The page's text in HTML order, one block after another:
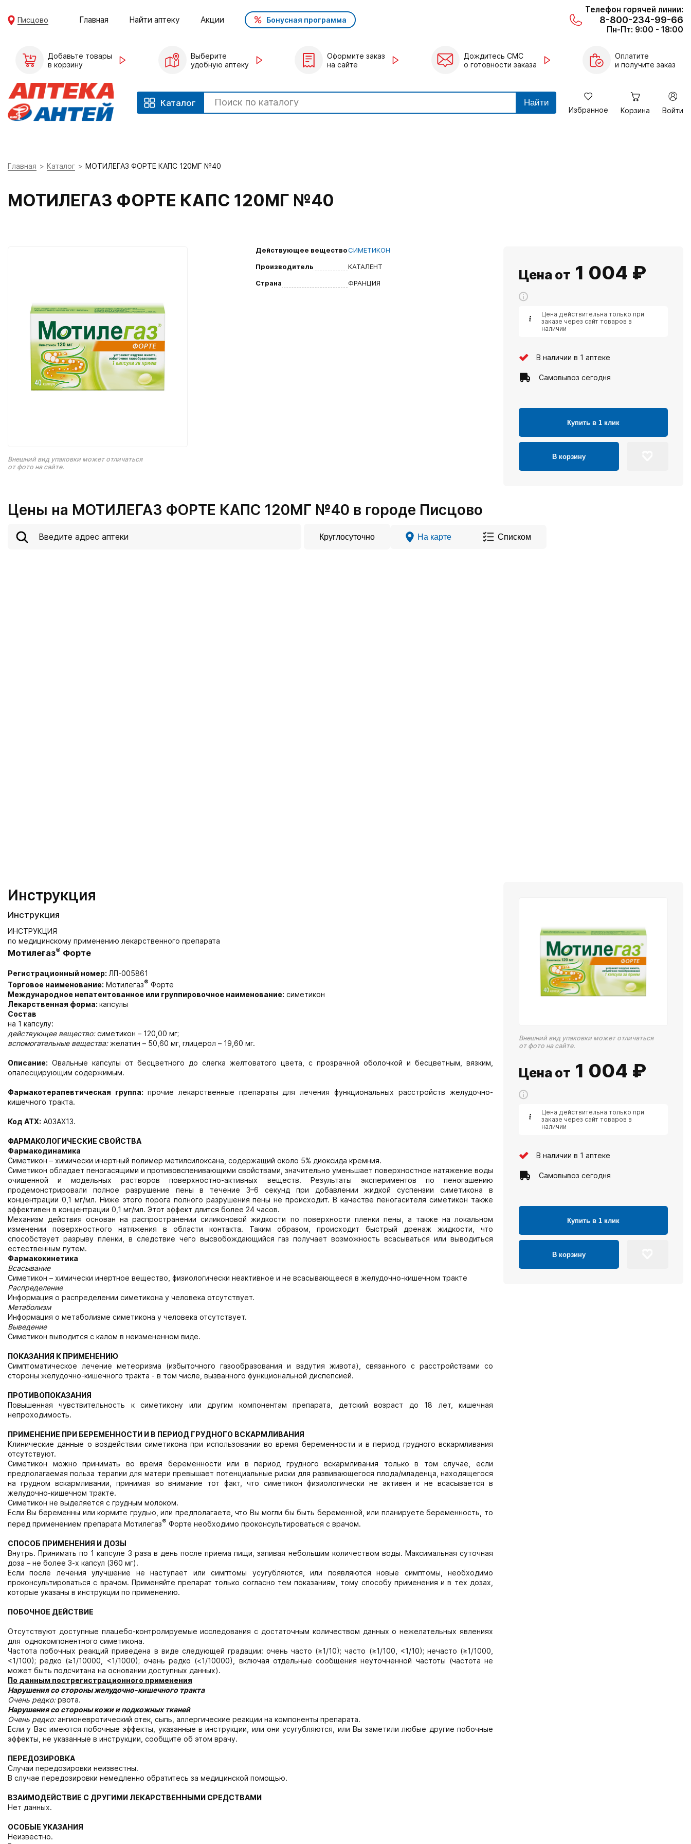
Писцово Главная Найти аптеку Акции Бонусная программа
Телефон горячей линии:
8-800-234-99-66
Пн-Пт: 9:00 - 18:00
Добавьте товары
в корзину
Выберите
удобную аптеку
Оформите заказ
на сайте
Дождитесь СМС
о готовности заказа
Оплатите
и получите заказ
Каталог Найти
Избранное Корзина Войти
Главная Каталог МОТИЛЕГАЗ ФОРТЕ КАПС 120МГ №40
МОТИЛЕГАЗ ФОРТЕ КАПС 120МГ №40
Внешний вид упаковки может отличаться
от фото на сайте.
Действующее веществоСИМЕТИКОН
Производитель
КАТАЛЕНТ
Страна
ФРАНЦИЯ
Цена от 1 004 ₽
Цена действительна только при
заказе через сайт товаров в
наличии
В наличии в 1 аптеке
Самовывоз сегодня
Купить в 1 клик
В корзину
Цены на МОТИЛЕГАЗ ФОРТЕ КАПС 120МГ №40 в городе Писцово
Круглосуточно На карте Списком
Инструкция
Инструкция
ИНСТРУКЦИЯ
по медицинскому применению лекарственного препарата
Мотилегаз® Форте
Регистрационный номер: ЛП-005861
Торговое наименование: Мотилегаз® Форте
Международное непатентованное или группировочное наименование: симетикон
Лекарственная форма: капсулы
Состав
на 1 капсулу:
действующее вещество:симетикон – 120,00 мг;
вспомогательные вещества:желатин – 50,60 мг, глицерол – 19,60 мг.
Описание: Овальные капсулы от бесцветного до слегка желтоватого цвета, с прозрачной оболочкой и бесцветным, вязким,
опалесцирующим содержимым.
Фармакотерапевтическая группа: прочие лекарственные препараты для лечения функциональных расстройств желудочно-
кишечного тракта.
Код АТХ: А03AX13.
ФАРМАКОЛОГИЧЕСКИЕ СВОЙСТВА
Фармакодинамика
Симетикон – химически инертный полимер метилсилоксана, содержащий около 5% диоксида кремния.
Симетикон обладает пеногасящими и противовспенивающими свойствами, значительно уменьшает поверхностное натяжение воды
очищенной и модельных растворов поверхностно-активных веществ. Результаты экспериментов по пеногашению
продемонстрировали полное разрушение пены в течение 3–6 секунд при добавлении жидкой суспензии симетикона в
концентрации 0,1 мг/мл. Ниже этого порога полного разрушения пены не происходит. В качестве пеногасителя симетикон также
эффективен в концентрации 0,1 мг/мл. Этот эффект длится более 24 часов.
Механизм действия основан на распространении силиконовой жидкости по поверхности пленки пены, а также на локальном
изменении поверхностного натяжения в области контакта. Таким образом, происходит быстрый дренаж жидкости, что
способствует разрыву пленки, в следствие чего высвобождающийся газ получает возможность всасываться или выводиться
естественным путем.
Фармакокинетика
Всасывание
Симетикон – химически инертное вещество, физиологически неактивное и не всасывающееся в желудочно-кишечном тракте
Распределение
Информация о распределении симетикона у человека отсутствует.
Метаболизм
Информация о метаболизме симетикона у человека отсутствует.
Выведение
Симетикон выводится с калом в неизмененном виде.
ПОКАЗАНИЯ К ПРИМЕНЕНИЮ
Симптоматическое лечение метеоризма (избыточного газообразования и вздутия живота), связанного с расстройствами со
стороны желудочно-кишечного тракта - в том числе, вызванного функциональной диспепсией.
ПРОТИВОПОКАЗАНИЯ
Повышенная чувствительность к симетикону или другим компонентам препарата, детский возраст до 18 лет, кишечная
непроходимость.
ПРИМЕНЕНИЕ ПРИ БЕРЕМЕННОСТИ И В ПЕРИОД ГРУДНОГО ВСКАРМЛИВАНИЯ
Клинические данные о воздействии симетикона при использовании во время беременности и в период грудного вскармливания
отсутствуют.
Симетикон можно принимать во время беременности или в период грудного вскармливания только в том случае, если
предполагаемая польза терапии для матери превышает потенциальные риски для развивающегося плода/младенца, находящегося
на грудном вскармливании, принимая во внимание тот факт, что симетикон физиологически не активен и не всасывается в
желудочно-кишечном тракте.
Симетикон не выделяется с грудным молоком.
Если Вы беременны или кормите грудью, или предполагаете, что Вы могли бы быть беременной, или планируете беременность, то
перед применением препарата Мотилегаз® Форте необходимо проконсультироваться с врачом.
СПОСОБ ПРИМЕНЕНИЯ И ДОЗЫ
Внутрь. Принимать по 1 капсуле 3 раза в день после приема пищи, запивая небольшим количеством воды. Максимальная суточная
доза – не более 3-х капсул (360 мг).
Если после лечения улучшение не наступает или симптомы усугубляются, или появляются новые симптомы, необходимо
проконсультироваться с врачом. Применяйте препарат только согласно тем показаниям, тому способу применения и в тех дозах,
которые указаны в инструкции по применению.
ПОБОЧНОЕ ДЕЙСТВИЕ
Отсутствуют доступные плацебо-контролируемые исследования с достаточным количеством данных о нежелательных явлениях
для однокомпонентного симетикона.
Частота побочных реакций приведена в виде следующей градации: очень часто (≥1/10); часто (≥1/100, <1/10); нечасто (≥1/1000,
<1/100); редко (≥1/10000, <1/1000); очень редко (<1/10000), включая отдельные сообщения неуточненной частоты (частота не
может быть подсчитана на основании доступных данных).
По данным пострегистрационного применения
Нарушения со стороны желудочно-кишечного тракта
Очень редко:рвота.
Нарушения со стороны кожи и подкожных тканей
Очень редко:ангионевротический отек, сыпь, аллергические реакции на компоненты препарата.
Если у Вас имеются побочные эффекты, указанные в инструкции, или они усугубляются, или Вы заметили любые другие побочные
эффекты, не указанные в инструкции, сообщите об этом врачу.
ПЕРЕДОЗИРОВКА
Случаи передозировки неизвестны.
В случае передозировки немедленно обратитесь за медицинской помощью.
ВЗАИМОДЕЙСТВИЕ С ДРУГИМИ ЛЕКАРСТВЕННЫМИ СРЕДСТВАМИ
Нет данных.
ОСОБЫЕ УКАЗАНИЯ
Неизвестно.
Внешний вид упаковки может отличаться
от фото на сайте.
Цена от 1 004 ₽
Цена действительна только при
заказе через сайт товаров в
наличии
В наличии в 1 аптеке
Самовывоз сегодня
Купить в 1 клик
В корзину